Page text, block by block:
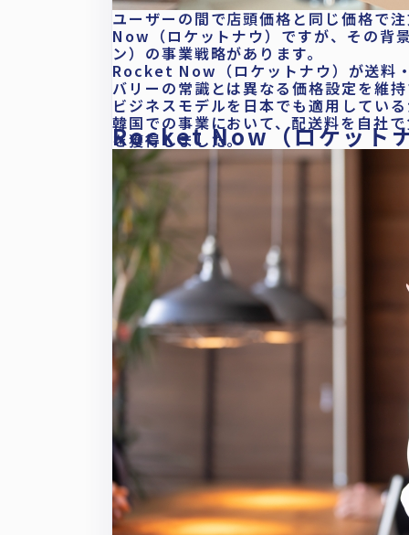
ユーザーの間で店頭価格と同じ価格で
Now（ロケットナウ）ですが、その背
ン）の事業戦略があります。
Rocket Now（ロケットナウ）が送料
バリーの常識とは異なる価格設定を維
ビジネスモデルを日本でも適用してい
韓国での事業において、配送料を自社
を獲得しました。
Rocket Now（ロケット